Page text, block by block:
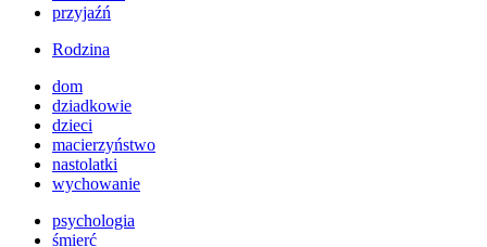
przyjaźń
Rodzina
dom
dziadkowie
dzieci
macierzyństwo
nastolatki
wychowanie
psychologia
śmierć